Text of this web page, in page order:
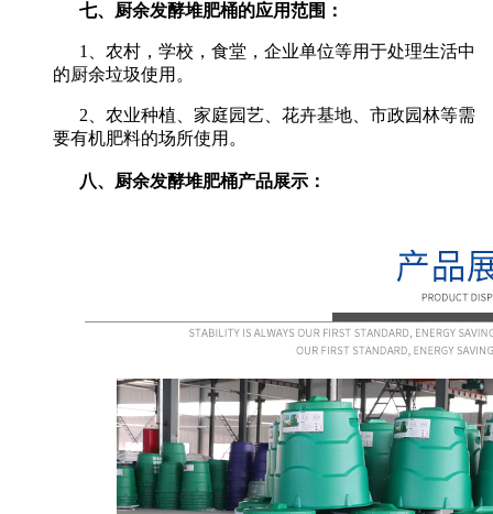
七、厨余发酵堆肥桶的应用范围：
1、农村，学校，食堂，企业单位等用于处理生活中
的厨余垃圾使用。
2、农业种植、家庭园艺、花卉基地、市政园林等需
要有机肥料的场所使用。
八、厨余发酵堆肥桶产品展示：